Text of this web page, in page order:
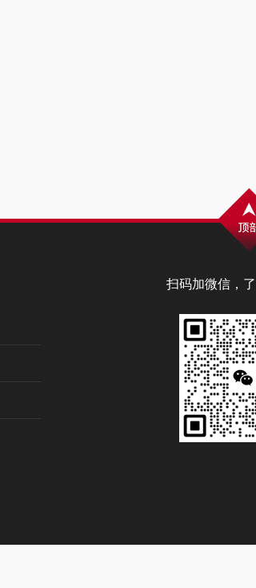
扫码加微信，